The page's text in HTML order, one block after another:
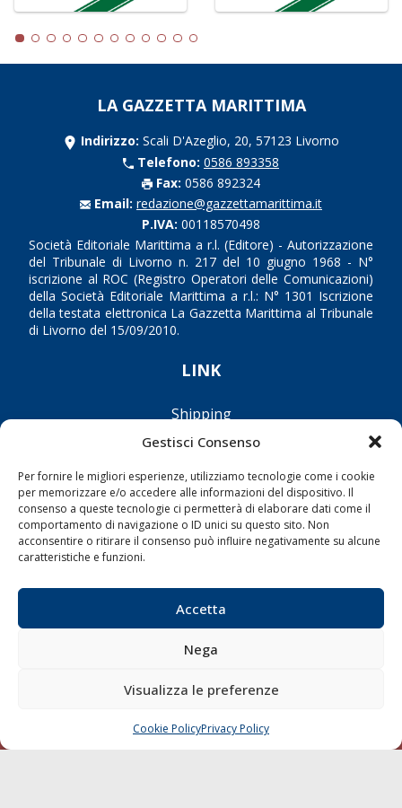
Gestisci Consenso
Per fornire le migliori esperienze, utilizziamo tecnologie come i cookie
per memorizzare e/o accedere alle informazioni del dispositivo. Il
consenso a queste tecnologie ci permetterà di elaborare dati come il
comportamento di navigazione o ID unici su questo sito. Non
acconsentire o ritirare il consenso può influire negativamente su alcune
caratteristiche e funzioni.
Accetta
Nega
Visualizza le preferenze
Cookie PolicyPrivacy Policy
LA GAZZETTA MARITTIMA
Indirizzo: Scali D'Azeglio, 20, 57123 Livorno
Telefono: 0586 893358
Fax: 0586 892324
Email: redazione@gazzettamarittima.it
P.IVA: 00118570498
Società Editoriale Marittima a r.l. (Editore) - Autorizzazione
del Tribunale di Livorno n. 217 del 10 giugno 1968 - N°
iscrizione al ROC (Registro Operatori delle Comunicazioni)
della Società Editoriale Marittima a r.l.: N° 1301 Iscrizione
della testata elettronica La Gazzetta Marittima al Tribunale
di Livorno del 15/09/2010.
LINK
Shipping
Porti/Interporti
Trasporti
Varie
Sostenibilità
Compagnie di Navigazione
Diporto
Chi siamo
Contatti
SEGUI
CHIAMA SCRIVI